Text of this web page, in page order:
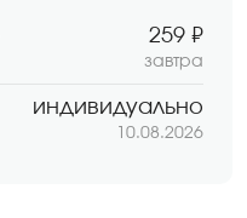
259 ₽
завтра
индивидуально
10.08.2026